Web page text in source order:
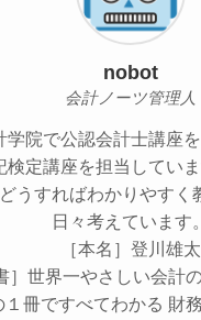
nobot
会計ノーツ管理人
学院で公認会計士講座
検定講座を担当してい
うすればわかりやすく
日々考えています。
［本名］登川雄太
］世界一やさしい会計
１冊ですべてわかる 財